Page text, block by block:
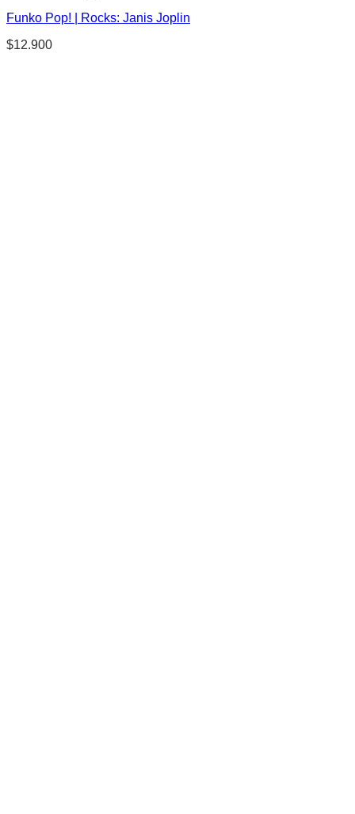
Funko Pop! | Rocks: Janis Joplin
$12.900